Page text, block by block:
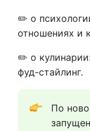
✏️ о
отношениях и
✏️ о
фуд-стайлинг.
По